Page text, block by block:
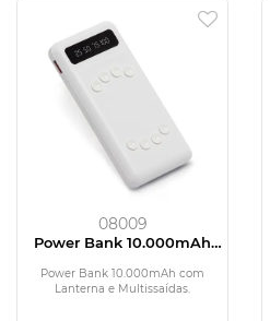
08009
Power Bank 10.000mAh
Multissaídas
Power Bank 10.000mAh com
Lanterna e Multissaídas.